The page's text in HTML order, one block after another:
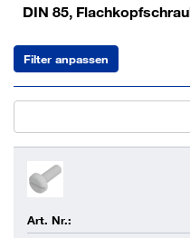
DIN 85,
Filter anpassen
Art. Nr.: